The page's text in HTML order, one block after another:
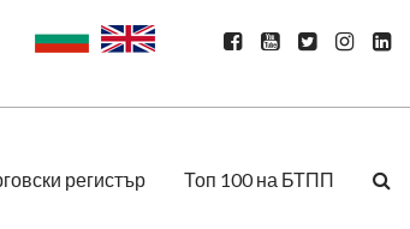
регистър Топ 100 на БТПП